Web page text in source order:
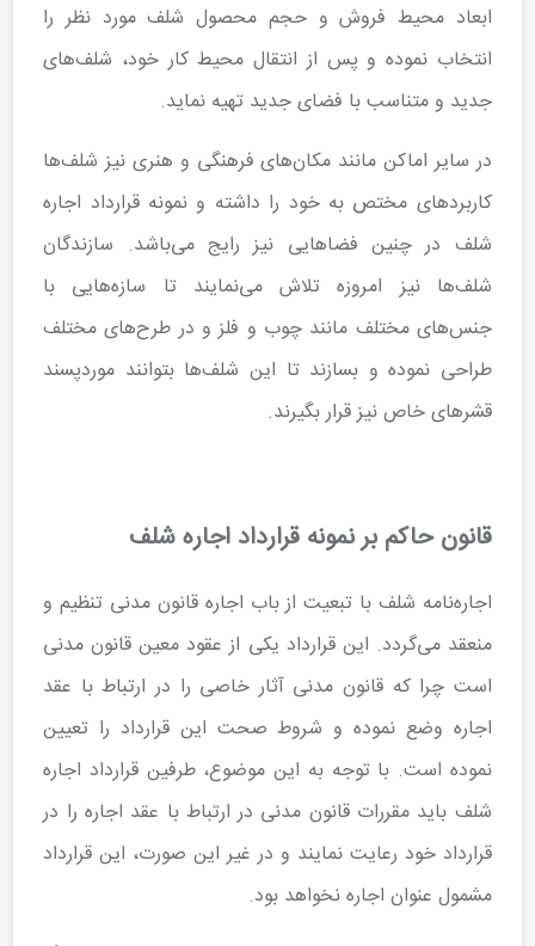
ابعاد محیط فروش و حجم محصول شلف مورد نظر را
انتخاب نموده و پس از انتقال محیط کار خود، شلف‌های
جدید و متناسب با فضای جدید تهیه نماید.
در سایر اماکن مانند مکان‌های فرهنگی و هنری نیز شلف‌ها
کاربردهای مختص به خود را داشته و نمونه قرارداد اجاره
شلف در چنین فضاهایی نیز رایج می‌باشد. سازندگان
شلف‌ها نیز امروزه تلاش می‌نمایند تا سازه‌هایی با
جنس‌های مختلف مانند چوب و فلز و در طرح‌های مختلف
طراحی نموده و بسازند تا این شلف‌ها بتوانند موردپسند
قشرهای خاص نیز قرار بگیرند.
قانون حاکم بر نمونه قرارداد اجاره شلف
اجاره‌نامه شلف با تبعیت از باب اجاره قانون مدنی تنظیم و
منعقد می‌گردد. این قرارداد یکی از عقود معین قانون مدنی
است چرا که قانون مدنی آثار خاصی را در ارتباط با عقد
اجاره وضع نموده و شروط صحت این قرارداد را تعیین
نموده است. با توجه به این موضوع، طرفین قرارداد اجاره
شلف باید مقررات قانون مدنی در ارتباط با عقد اجاره را در
قرارداد خود رعایت نمایند و در غیر این صورت، این قرارداد
مشمول عنوان اجاره نخواهد بود.